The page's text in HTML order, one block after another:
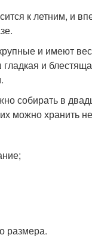
к летним, и
и имеют
гладкая и
собирать в
можно хранить
размера.